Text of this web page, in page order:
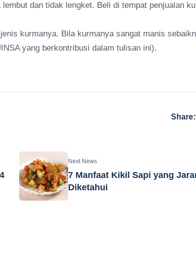
dan tidak lengket. Beli di tempat penjualan
kurmanya. Bila kurmanya sangat manis
yang berkontribusi dalam tulisan ini).
Share:
Next News
7 Manfaat Kikil Sapi yang
Diketahui